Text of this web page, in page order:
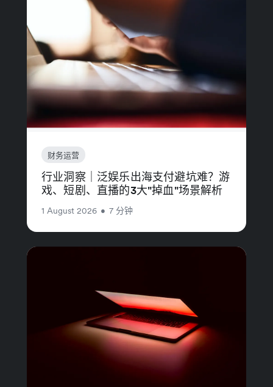
财务运营
行业洞察｜泛娱乐出海支付避坑难？游
戏、短剧、直播的3大"掉血"场景解析
1 August 2026 • 7 分钟